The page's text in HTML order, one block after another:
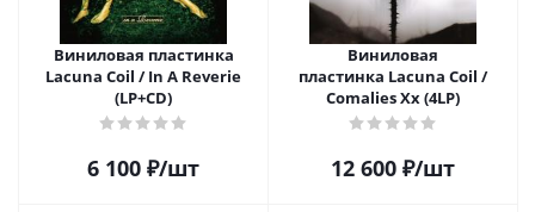
Виниловая пластинка
Lacuna Coil / In A Reverie
(LP+CD)
6 100 ₽/шт
Виниловая
пластинка Lacuna Coil /
Comalies Xx (4LP)
12 600 ₽/шт